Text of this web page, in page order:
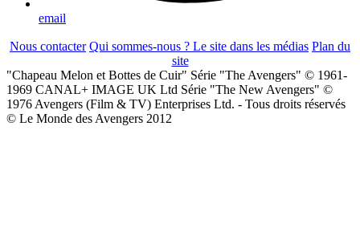
email
Nous contacter Qui sommes-nous ? Le site dans les médias Plan du
site
"Chapeau Melon et Bottes de Cuir" Série "The Avengers" © 1961-
1969 CANAL+ IMAGE UK Ltd Série "The New Avengers" ©
1976 Avengers (Film & TV) Enterprises Ltd. - Tous droits réservés
© Le Monde des Avengers 2012